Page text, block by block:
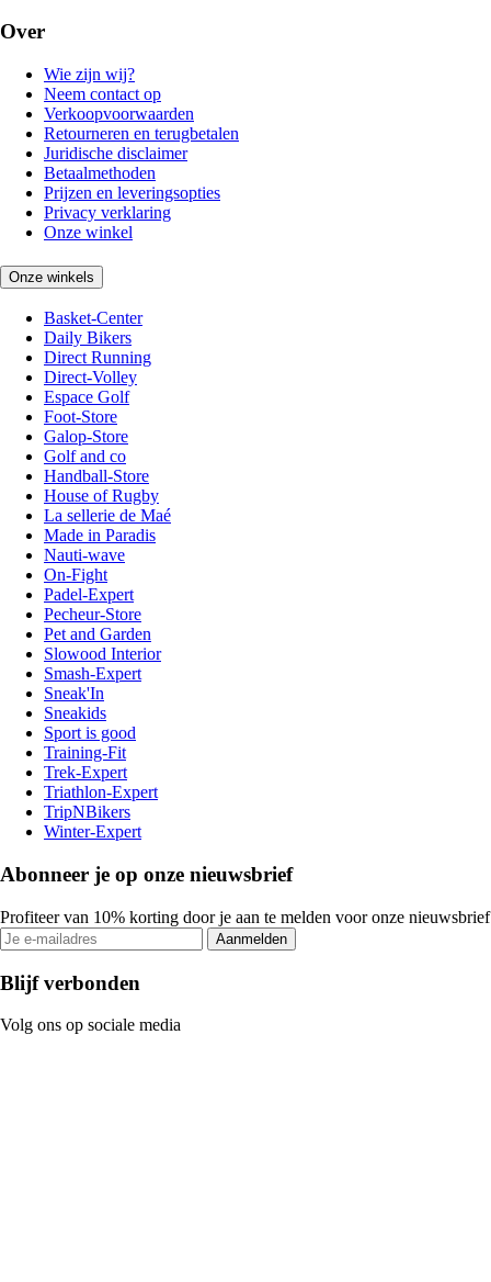
Over
Wie zijn wij?
Neem contact op
Verkoopvoorwaarden
Retourneren en terugbetalen
Juridische disclaimer
Betaalmethoden
Prijzen en leveringsopties
Privacy verklaring
Onze winkel
Onze winkels
Basket-Center
Daily Bikers
Direct Running
Direct-Volley
Espace Golf
Foot-Store
Galop-Store
Golf and co
Handball-Store
House of Rugby
La sellerie de Maé
Made in Paradis
Nauti-wave
On-Fight
Padel-Expert
Pecheur-Store
Pet and Garden
Slowood Interior
Smash-Expert
Sneak'In
Sneakids
Sport is good
Training-Fit
Trek-Expert
Triathlon-Expert
TripNBikers
Winter-Expert
Abonneer je op onze nieuwsbrief
Profiteer van 10% korting door je aan te melden voor onze nieuwsbrief
Aanmelden
Blijf verbonden
Volg ons op sociale media